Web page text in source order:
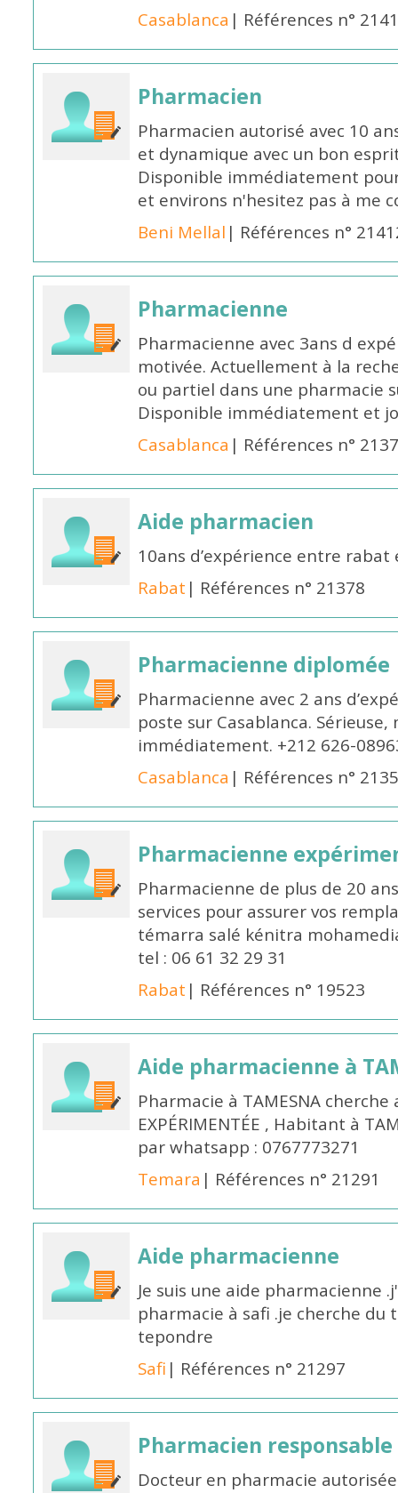
Casablanca | Références n°
Pharmacien
Pharmacien autorisé avec 10
et dynamique avec un bon
Disponible immédiatement
et environs n'hesitez pas à me
Beni Mellal | Références n°
Pharmacienne
Pharmacienne avec 3ans d
motivée. Actuellement à la
ou partiel dans une pharmacie
Disponible immédiatement et
Casablanca | Références n°
Aide pharmacien
10ans d’expérience entre
Rabat | Références n° 21378
Pharmacienne diplomée
Pharmacienne avec 2 ans
poste sur Casablanca.
immédiatement. +212 626-
Casablanca | Références n°
Pharmacienne
Pharmacienne de plus de 20
services pour assurer vos
témarra salé kénitra
tel : 06 61 32 29 31
Rabat | Références n° 19523
Aide pharmacienne à
Pharmacie à TAMESNA
EXPÉRIMENTÉE , Habitant à
par whatsapp : 0767773271
Temara | Références n° 21291
Aide pharmacienne
Je suis une aide pharmacienne
pharmacie à safi .je cherche du
tepondre
Safi | Références n° 21297
Pharmacien
Docteur en pharmacie